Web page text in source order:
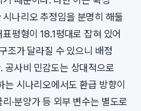
나리오 추정임을 분명히 해둘
평형이 18.1평대로 잡혀 있어
조가 달라질 수 있으니 배정
공사비 민감도는 상대적으로
시나리오에서도 환급 방향이
·분양가 등 외부 변수는 별도로